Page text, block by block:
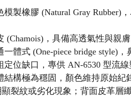
模製橡膠 (Natural Gray Rubber)
(Chamois)，具備高透氣性與親膚
一體式 (One-piece bridge style)，
定位缺口，專供 AN-6530 型流線
結構極為穩固，顏色維持原始紀
裂紋或劣化現象；背面皮革層